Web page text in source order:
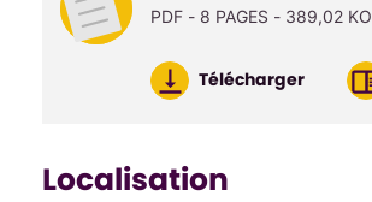
PDF - 8 PAGES - 389,02 KO
Télécharger
Localisation